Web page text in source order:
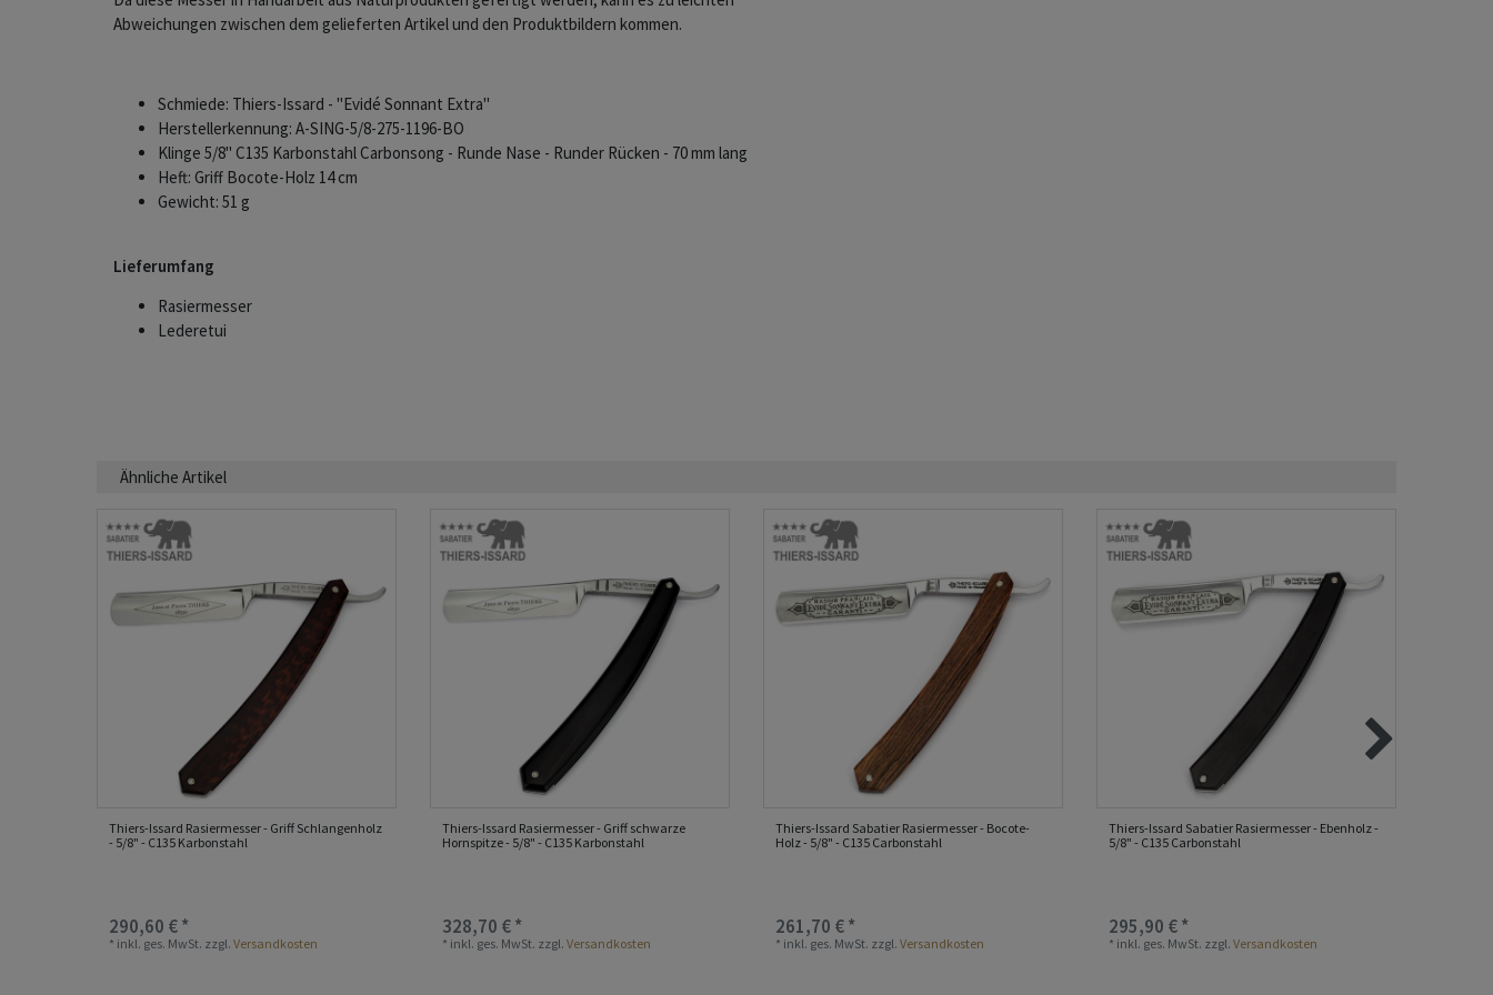
Abweichungen zwischen dem gelieferten Artikel und den Produktbildern kommen.
Schmiede: Thiers-Issard - "Evidé Sonnant Extra"
Herstellerkennung: A-SING-5/8-275-1196-BO
Klinge 5/8" C135 Karbonstahl Carbonsong - Runde Nase - Runder Rücken - 70 mm lang
Heft: Griff Bocote-Holz 14 cm
Gewicht: 51 g
Lieferumfang
Rasiermesser
Lederetui
Ähnliche Artikel
Thiers-Issard Rasiermesser - Griff Schlangenholz
- 5/8" - C135 Karbonstahl
290,60 € *
* inkl. ges. MwSt. zzgl.Versandkosten
Thiers-Issard Rasiermesser - Griff schwarze
Hornspitze - 5/8" - C135 Karbonstahl
328,70 € *
* inkl. ges. MwSt. zzgl.Versandkosten
Thiers-Issard Sabatier Rasiermesser - Bocote-
Holz - 5/8" - C135 Carbonstahl
261,70 € *
* inkl. ges. MwSt. zzgl.Versandkosten
Thiers-Issard Sabatier Rasiermesser - Ebenholz -
5/8" - C135 Carbonstahl
295,90 € *
* inkl. ges. MwSt. zzgl.Versandkosten